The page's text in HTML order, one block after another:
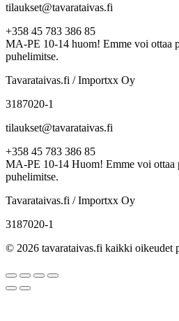
tilaukset@tavarataivas.fi
+358 45 783 386 85
MA-PE 10-14 huom! Emme voi ottaa
puhelimitse.
Tavarataivas.fi / Importxx Oy
3187020-1
tilaukset@tavarataivas.fi
+358 45 783 386 85
MA-PE 10-14 Huom! Emme voi ottaa
puhelimitse.
Tavarataivas.fi / Importxx Oy
3187020-1
© 2026 tavarataivas.fi kaikki oikeudet